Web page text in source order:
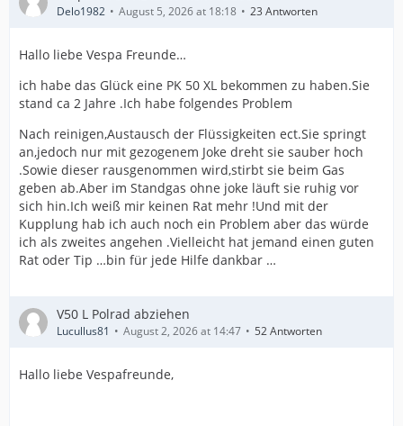
Delo1982 August 5, 2026 at 18:18 23 Antworten
Hallo liebe Vespa Freunde…
ich habe das Glück eine PK 50 XL bekommen zu haben.Sie
stand ca 2 Jahre .Ich habe folgendes Problem
Nach reinigen,Austausch der Flüssigkeiten ect.Sie springt
an,jedoch nur mit gezogenem Joke dreht sie sauber hoch
.Sowie dieser rausgenommen wird,stirbt sie beim Gas
geben ab.Aber im Standgas ohne joke läuft sie ruhig vor
sich hin.Ich weiß mir keinen Rat mehr !Und mit der
Kupplung hab ich auch noch ein Problem aber das würde
ich als zweites angehen .Vielleicht hat jemand einen guten
Rat oder Tip …bin für jede Hilfe dankbar …
V50 L Polrad abziehen
Lucullus81 August 2, 2026 at 14:47 52 Antworten
Hallo liebe Vespafreunde,